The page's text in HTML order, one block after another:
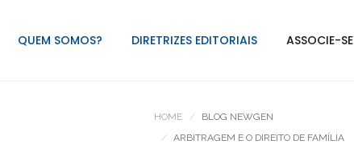
QUEM SOMOS? DIRETRIZES EDITORIAIS ASSOCIE-SE
HOME
BLOG NEWGEN
ARBITRAGEM E O DIREITO DE FAMÍLIA